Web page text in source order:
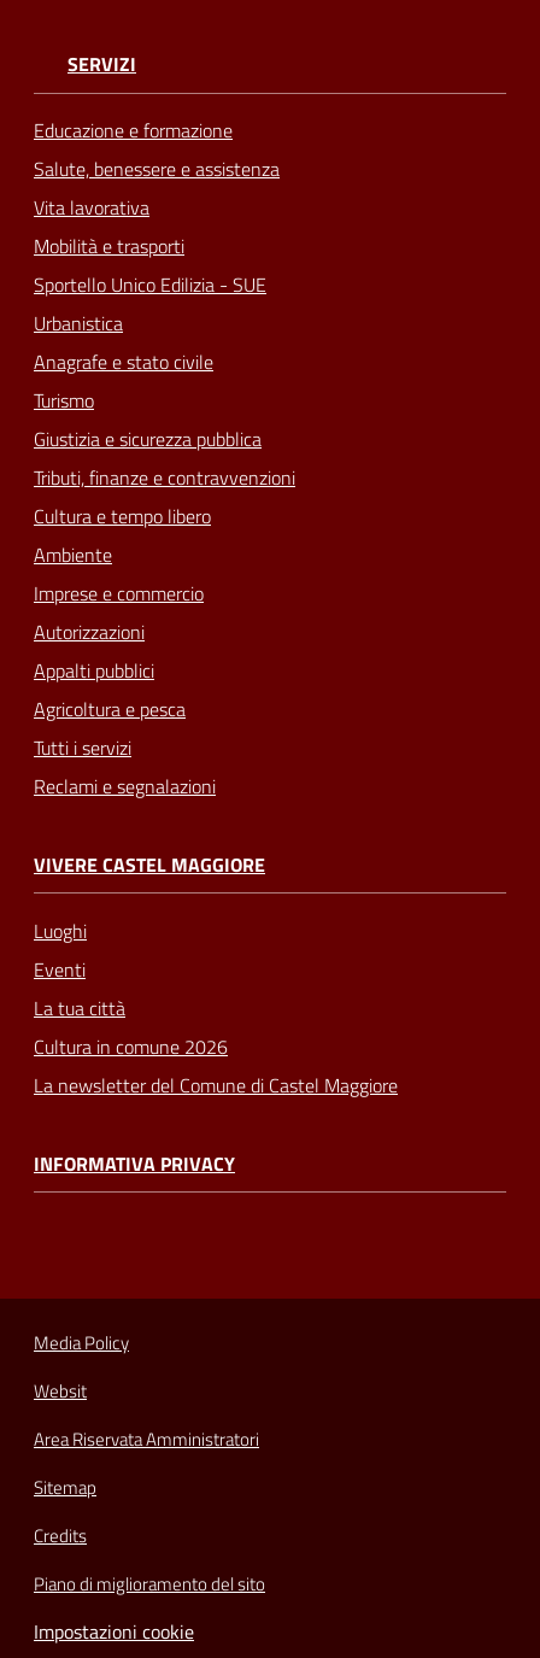
SERVIZI
Educazione e formazione
Salute, benessere e assistenza
Vita lavorativa
Mobilità e trasporti
Sportello Unico Edilizia - SUE
Urbanistica
Anagrafe e stato civile
Turismo
Giustizia e sicurezza pubblica
Tributi, finanze e contravvenzioni
Cultura e tempo libero
Ambiente
Imprese e commercio
Autorizzazioni
Appalti pubblici
Agricoltura e pesca
Tutti i servizi
Reclami e segnalazioni
VIVERE CASTEL MAGGIORE
Luoghi
Eventi
La tua città
Cultura in comune 2026
La newsletter del Comune di Castel Maggiore
INFORMATIVA PRIVACY
Media Policy
Websit
Area Riservata Amministratori
Sitemap
Credits
Piano di miglioramento del sito
Impostazioni cookie